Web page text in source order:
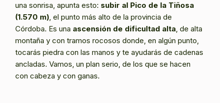
una sonrisa, apunta esto: subir al Pico de la Tiñosa
(1.570 m), el punto más alto de la provincia de
Córdoba. Es una ascensión de dificultad alta, de alta
montaña y con tramos rocosos donde, en algún punto,
tocarás piedra con las manos y te ayudarás de cadenas
ancladas. Vamos, un plan serio, de los que se hacen
con cabeza y con ganas.